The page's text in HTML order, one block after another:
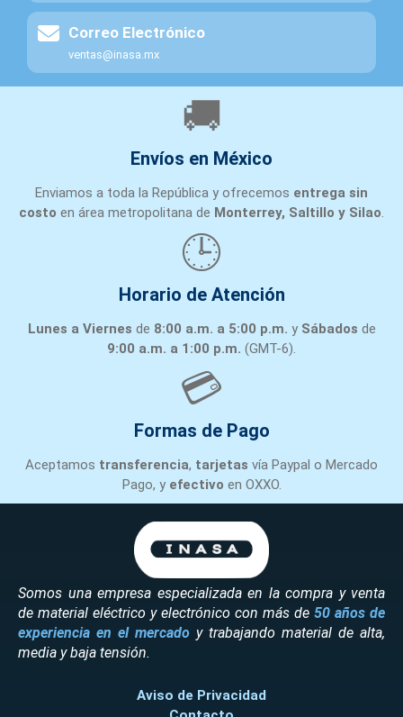
Correo Electrónico
ventas@inasa.mx
🚚
Envíos en México
Enviamos a toda la República y ofrecemos entrega sin
costo en área metropolitana de Monterrey, Saltillo y Silao.
🕒
Horario de Atención
Lunes a Viernes de 8:00 a.m. a 5:00 p.m. y Sábados de
9:00 a.m. a 1:00 p.m. (GMT-6).
💳
Formas de Pago
Aceptamos transferencia, tarjetas vía Paypal o Mercado
Pago, y efectivo en OXXO.
Somos una empresa especializada en la compra y venta
de material eléctrico y electrónico con más de 50 años de
experiencia en el mercado y trabajando material de alta,
media y baja tensión.
Aviso de Privacidad